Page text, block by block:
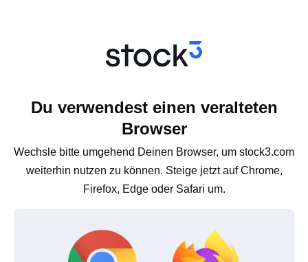
Du verwendest einen veralteten
Browser
Wechsle bitte umgehend Deinen Browser, um stock3.com
weiterhin nutzen zu können. Steige jetzt auf Chrome,
Firefox, Edge oder Safari um.